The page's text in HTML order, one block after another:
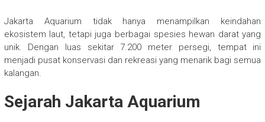
Jakarta Aquarium tidak hanya menampilkan keindahan
ekosistem laut, tetapi juga berbagai spesies hewan darat yang
unik. Dengan luas sekitar 7.200 meter persegi, tempat ini
menjadi pusat konservasi dan rekreasi yang menarik bagi semua
kalangan.
Sejarah Jakarta Aquarium